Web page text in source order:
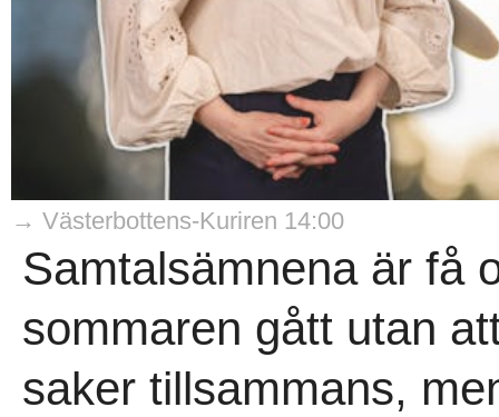
→ Västerbottens-Kuriren 14:00
Samtalsämnena är få
sommaren gått utan
saker tillsammans,